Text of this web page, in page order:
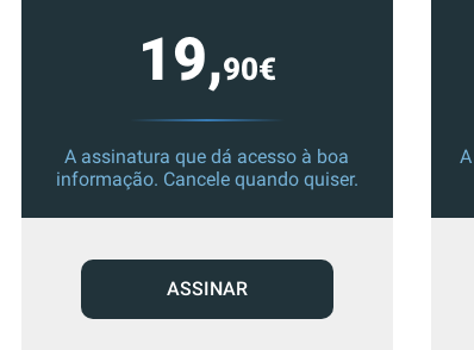
19,90€
A assinatura que dá acesso à boa
informação. Cancele quando quiser.
ASSINAR